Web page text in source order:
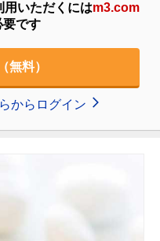
用いただくにはm3.com
要です
無料）
からログイン